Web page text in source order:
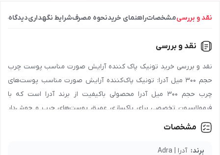
نقد و بررسیمشخصاتراهنمای خریدنحوه مصرفشرایط نگهداریدیدگاه‌ها
نقد و بررسی
نقد و بررسی خرید تونیک پاک کننده آرایش صورت مناسب پوست چرب
حجم 300 میل آدرا: تونیک پاک‌کننده آرایش صورت مناسب پوست‌های
چرب حجم 300 میل آدرا محصولی باکیفیت از برند آدرا است که با
فرمولاسیون تخصصی برای پاکسازی عمیق پوست‌های چرب و جوش‌دار
طراحی شده است. این تونیک پاک‌کننده آرایش صورت مناسب
پاک‌کننده ملایم، به حذف آلودگی‌ها، آرایش و چربی اضافی کمک کرده و از
مشخصات
برند: آدرا | Adra